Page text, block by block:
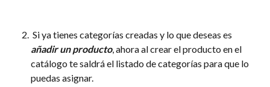
Si ya tienes categorías creadas y lo que deseas es
añadir un producto, ahora al crear el producto en el
catálogo te saldrá el listado de categorías para que lo
puedas asignar.